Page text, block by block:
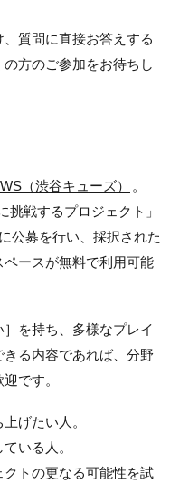
質問に直接お答えする
方のご参加をお待ちし
（渋谷キューズ）
。
挑戦するプロジェクト」
公募を行い、採択された
ースが無料で利用可能
を持ち、 多様なプレイ
る内容であれば、 分野
です。
げたい人。
いる人。
トの更なる可能性を試